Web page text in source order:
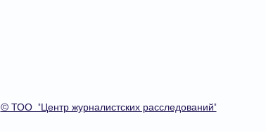
© ТОО "Центр журналистских расследований"